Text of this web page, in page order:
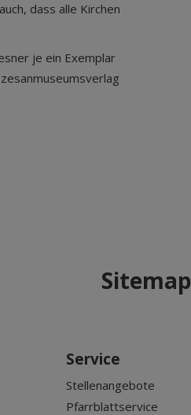
dass alle Kirchen
je ein Exemplar
Sitemap
Service
Stellenangebote
Pfarrblattservice